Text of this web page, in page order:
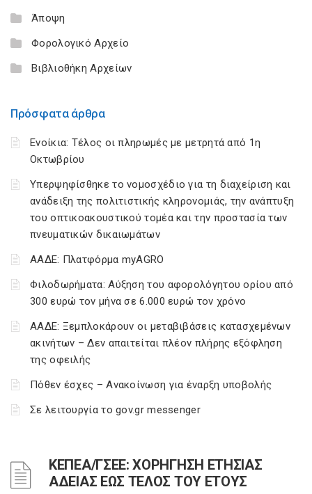
Άποψη
Φορολογικό Αρχείο
Βιβλιοθήκη Αρχείων
Πρόσφατα άρθρα
Ενοίκια: Τέλος οι πληρωμές με μετρητά από 1η
Οκτωβρίου
Υπερψηφίσθηκε το νομοσχέδιο για τη διαχείριση και
ανάδειξη της πολιτιστικής κληρονομιάς, την ανάπτυξη
του οπτικοακουστικού τομέα και την προστασία των
πνευματικών δικαιωμάτων
ΑΑΔΕ: Πλατφόρμα myAGRO
Φιλοδωρήματα: Αύξηση του αφορολόγητου ορίου από
300 ευρώ τον μήνα σε 6.000 ευρώ τον χρόνο
ΑΑΔΕ: Ξεμπλοκάρουν οι μεταβιβάσεις κατασχεμένων
ακινήτων – Δεν απαιτείται πλέον πλήρης εξόφληση
της οφειλής
Πόθεν έσχες – Ανακοίνωση για έναρξη υποβολής
Σε λειτουργία το gov.gr messenger
ΚΕΠΕΑ/ΓΣΕΕ: ΧΟΡΗΓΗΣΗ ΕΤΗΣΙΑΣ
ΑΔΕΙΑΣ ΕΩΣ ΤΕΛΟΣ ΤΟΥ ΕΤΟΥΣ